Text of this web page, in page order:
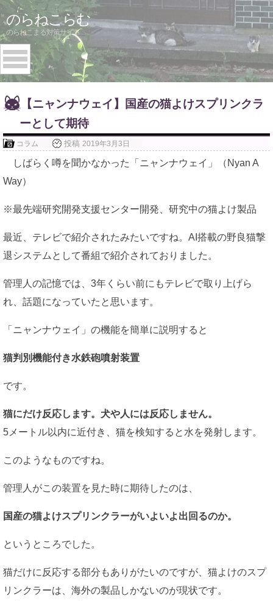
Skip
to
content
のらねこらむ
のらねこまる対策サイト
【ニャンナウェイ】国産の猫よけスプリンクラ
ーとして期待
コラム 投稿 2019年3月3日
しばらく噂を聞かなかった「ニャンナウェイ」（Nyan A
Way）
※最先端研究開発支援センター開発、研究中の猫よけ製品
最近、テレビで紹介されたみたいですね。AI搭載の野良猫撃
退システムとして番組で紹介されておりました。
管理人の記憶では、3年くらい前にもテレビで取り上げら
れ、話題になっていたと思います。
「ニャンナウェイ」の機能を簡単に説明すると
猫判別機能付き水鉄砲噴射装置
です。
猫にだけ反応します。犬や人には反応しません。
5メートル以内に近付き、猫を検知すると水を発射します。
このようなものですね。
管理人がこの装置を見た時に期待したのは、
国産の猫よけスプリンクラーがいよいよ出回るのか。
というところでした。
猫だけに反応する部分もありがたいのですが、猫よけのスプ
リンクラーは、海外の製品しかないのが現状です。